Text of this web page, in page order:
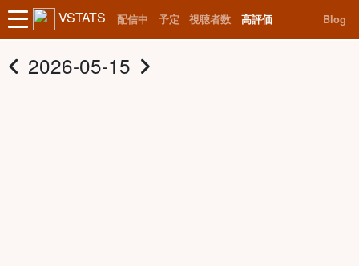
VSTATS 配信中 予定 視聴者数 高評価 Blog
2026-05-15